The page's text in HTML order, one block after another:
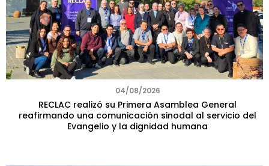
04/08/2026
RECLAC realizó su Primera Asamblea General
reafirmando una comunicación sinodal al servicio del
Evangelio y la dignidad humana